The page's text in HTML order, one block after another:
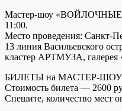
Мастер-шоу «ВОЙЛОЧНЫЕ
11:00.
Место проведения: Санкт-
13 линия Васильевского
кластер АРТМУЗА,
БИЛЕТЫ на МАСТЕР-ШОУ
Стоимость билета — 2600
Спешите, количество мест